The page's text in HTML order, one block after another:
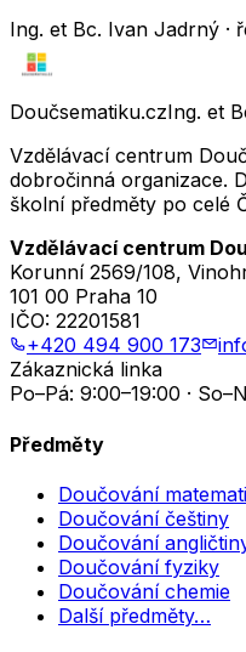
Ing. et Bc. Ivan Jadrný ·
Doučsematiku.czIng. et
Vzdělávací centrum
dobročinná organizace.
školní předměty po celé
Vzdělávací centrum
Korunní 2569/108,
101 00 Praha 10
IČO: 22201581
+420 494 900 173
Zákaznická linka
Po–Pá: 9:00–19:00 ·
Předměty
Doučování
Doučování češtiny
Doučování
Doučování fyziky
Doučování chemie
Další předměty…